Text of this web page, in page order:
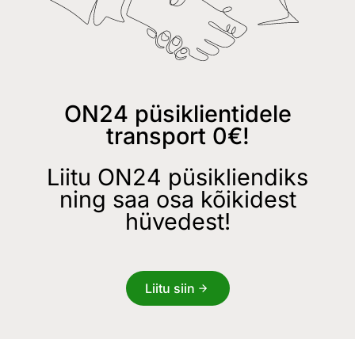
ON24 püsiklientidele
transport 0€!
Liitu ON24 püsikliendiks
ning saa osa kõikidest
hüvedest!
Liitu siin